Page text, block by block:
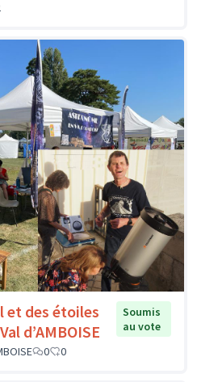
et des étoiles
d’AMBOISE
Soumis
au vote
0 0